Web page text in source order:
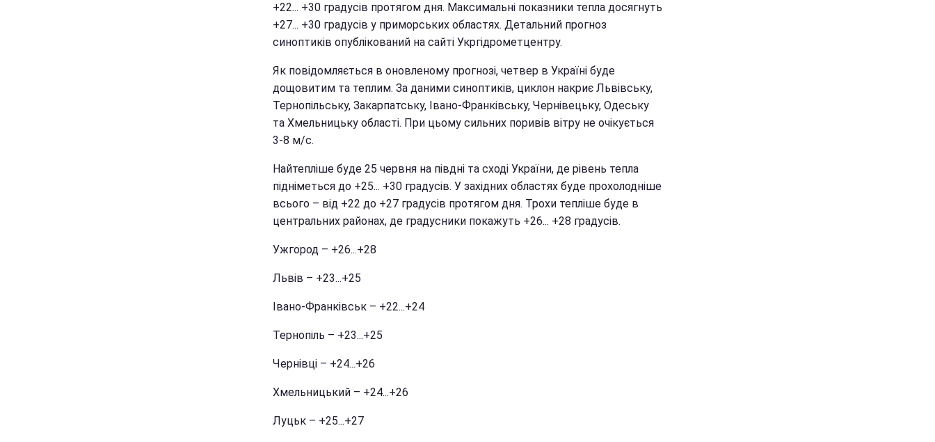
+22... +30 градусів протягом дня. Максимальні показники тепла досягнуть
+27... +30 градусів у приморських областях. Детальний прогноз
синоптиків опублікований на сайті Укргідрометцентру.
Як повідомляється в оновленому прогнозі, четвер в Україні буде
дощовитим та теплим. За даними синоптиків, циклон накриє Львівську,
Тернопільську, Закарпатську, Івано-Франківську, Чернівецьку, Одеську
та Хмельницьку області. При цьому сильних поривів вітру не очікується
3-8 м/с.
Найтепліше буде 25 червня на півдні та сході України, де рівень тепла
підніметься до +25... +30 градусів. У західних областях буде прохолодніше
всього – від +22 до +27 градусів протягом дня. Трохи тепліше буде в
центральних районах, де градусники покажуть +26... +28 градусів.
Ужгород – +26...+28
Львів – +23...+25
Івано-Франківськ – +22...+24
Тернопіль – +23...+25
Чернівці – +24...+26
Хмельницький – +24...+26
Луцьк – +25...+27